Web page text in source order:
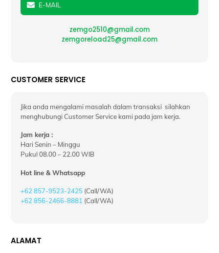
E-MAIL
zemgo2510@gmail.com
zemgoreload25@gmail.com
CUSTOMER SERVICE
Jika anda mengalami masalah dalam transaksi silahkan
menghubungi Customer Service kami pada jam kerja.
Jam kerja :
Hari Senin – Minggu
Pukul 08.00 – 22.00 WIB
Hot line & Whatsapp
+62 857-9523-2425 (Call/WA)
+62 856-2466-8881 (Call/WA)
ALAMAT